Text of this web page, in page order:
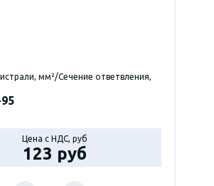
мм²/Сечение ответвления,
Цена с НДС, руб
123 руб